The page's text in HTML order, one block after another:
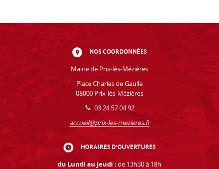
NOS COORDONNÉES
Mairie de Prix-lès-Mézières
Place Charles de Gaulle
08000 Prix-lès-Mézières
03 24 57 04 92
accueil@prix-les-mezieres.fr
HORAIRES D'OUVERTURES
du Lundi au Jeudi : de 13h30 à 18h